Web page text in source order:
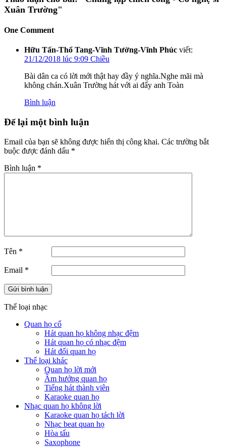
Xuân Trường"
One Comment
Hữu Tấn-Thổ Tang-Vĩnh Tường-Vĩnh Phúc viết:
21/12/2018 lúc 9:09 Chiều
Bài dân ca có lời mới thật hay đầy ý nghĩa.Nghe mãi mà
không chán.Xuân Trường hát với ai đấy anh Toàn
Bình luận
Để lại một bình luận
Email của bạn sẽ không được hiển thị công khai. Các trường bắt
buộc được đánh dấu *
Bình luận *
Tên *
Email *
Thế loại nhạc
Quan họ cổ
Hát quan họ không nhạc đệm
Hát quan họ có nhạc đệm
Hát đối quan họ
Thể loại khác
Quan họ lời mới
Âm hưởng quan họ
Tiếng hát thành viên
Karaoke quan họ
Nhạc quan họ không lời
Karaoke quan họ tách lời
Nhạc beat quan họ
Hòa tấu
Saxophone